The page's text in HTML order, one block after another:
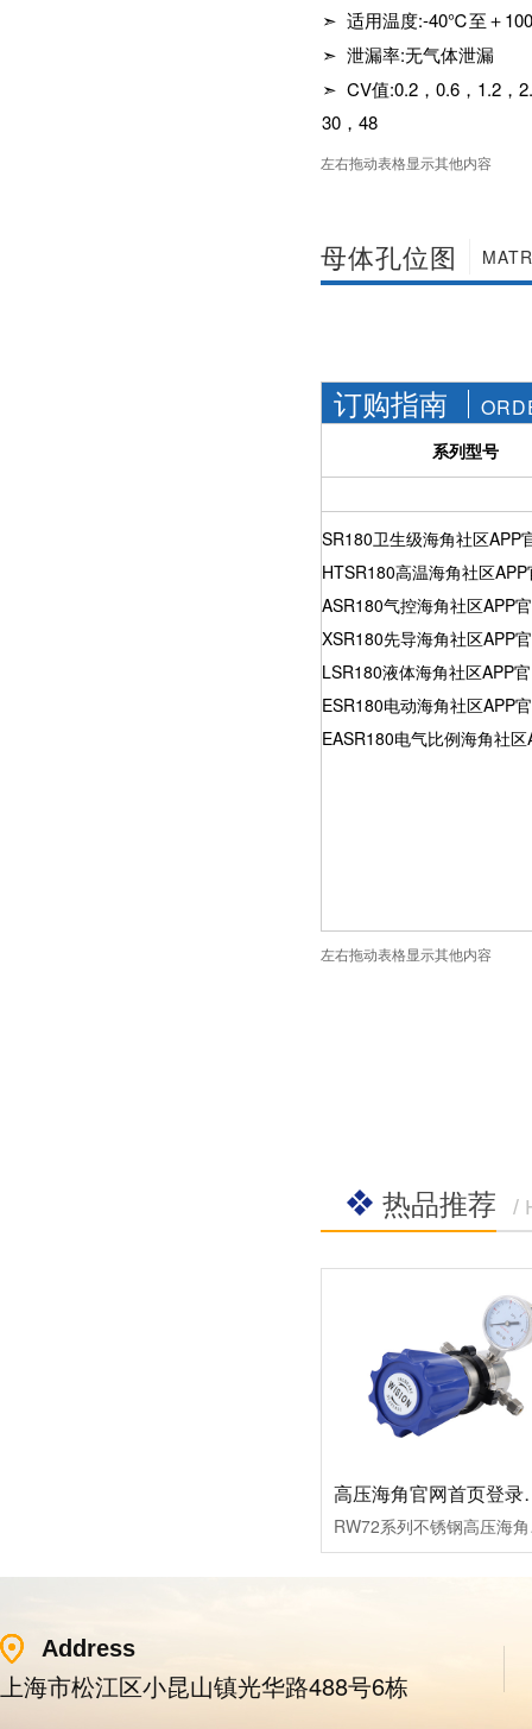
➣ 适用温度:-40℃至＋
➣ 泄漏率:无气体泄漏
➣ CV值:0.2，0.6，1.2，2.4，
30，48
左右拖动表格显示其他内容
母体孔位图
订购指南
系列型号
SR180卫生级海角社区APP
HTSR180高温海角社区
ASR180气控海角社区APP
XSR180先导海角社区APP
LSR180液体海角社区APP
ESR180电动海角社区APP
EASR180电气比例海角社
左右拖动表格显示其他内容
热品推荐 /
高压海
RW72系列不
Address
上海市松江区小昆山镇光华路488号6栋